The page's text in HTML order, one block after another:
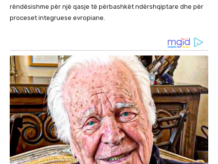
rëndësishme për një qasje të përbashkët ndërshqiptare dhe për
proceset integruese evropiane.